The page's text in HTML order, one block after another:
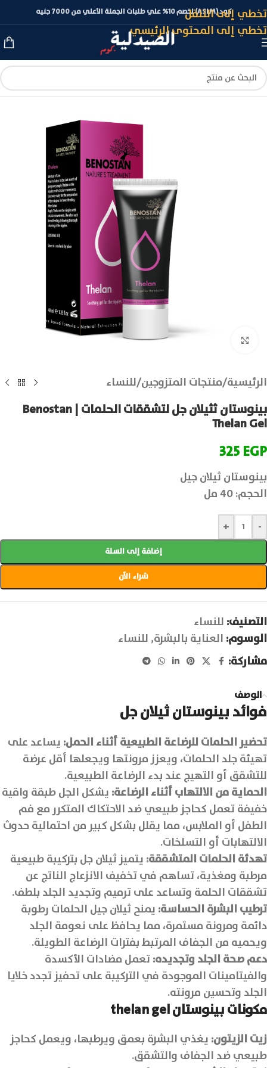
تخطي إلى التنقل
تخطي إلى المحتوى الرئيسي
كود (ASLM) لخصم 10% علي طلبات الجملة الأعلي من 7000 جنيه
الرئيسية/منتجات المتزوجين/للنساء
بينوستان ثثيلان جل لتشققات الحلمات | Benostan
Thelan Gel
325EGP
بينوستان ثيلان جيل
الحجم: 40 مل
-
+
إضافة إلى السلة
شراء الآن
التصنيف: للنساء
الوسوم: العناية بالبشرة, للنساء
مشاركة:
الوصف
فوائد بينوستان ثيلان جل
تحضير الحلمات للرضاعة الطبيعية أثناء الحمل: يساعد على
تهيئة جلد الحلمات، ويعزز مرونتها ويجعلها أقل عرضة
للتشقق أو التهيج عند بدء الرضاعة الطبيعية.
الحماية من الالتهاب أثناء الرضاعة: يشكل الجل طبقة واقية
خفيفة تعمل كحاجز طبيعي ضد الاحتكاك المتكرر مع فم
الطفل أو الملابس، مما يقلل بشكل كبير من احتمالية حدوث
الالتهابات أو التسلخات.
تهدئة الحلمات المتشققة: يتميز ثيلان جل بتركيبة طبيعية
مرطبة ومغذية، تساهم في تخفيف الانزعاج الناتج عن
تشققات الحلمة وتساعد على ترميم وتجديد الجلد بلطف.
ترطيب البشرة الحساسة: يمنح ثيلان جيل الحلمات رطوبة
دائمة ومرونة مستمرة، مما يحافظ على نعومة الجلد
ويحميه من الجفاف المرتبط بفترات الرضاعة الطويلة.
دعم صحة الجلد وتجديده:تعمل مضادات الأكسدة
والفيتامينات الموجودة في التركيبة على تحفيز تجدد خلايا
الجلد وتحسين مرونته.
مكوناتبينوستان thelan gel
زيت الزيتون: يغذي البشرة بعمق ويرطبها، ويعمل كحاجز
طبيعي ضد الجفاف والتشقق.